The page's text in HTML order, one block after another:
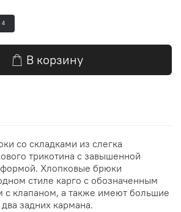
4
В корзину
со складками из слегка
трикотина с завышенной
Хлопковые брюки
стиле карго с обозначенным
с клапаном, а также имеют большие
задних кармана.